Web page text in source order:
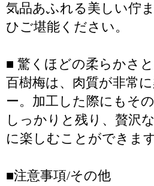
気品あふれる美しい佇
ひご堪能ください。
■ 驚くほどの柔らかさ
百樹梅は、肉質が非常
ー。加工した際にもそ
しっかりと残り、贅沢
に楽しむことができます
■注意事項/その他